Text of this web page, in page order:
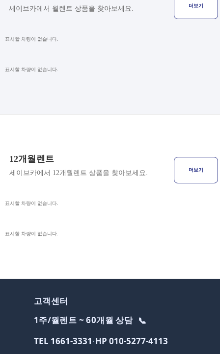
세이브카에서 월렌트 상품을 찾아보세요. 더보기
표시할 차량이 없습니다.
표시할 차량이 없습니다.
12개월렌트
세이브카에서 12개월렌트 상품을 찾아보세요. 더보기
표시할 차량이 없습니다.
표시할 차량이 없습니다.
고객센터
1주/월렌트 ~ 60개월 상담 📞
TEL 1661-3331·HP 010-5277-4113